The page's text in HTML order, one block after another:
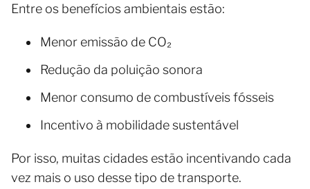
Entre os benefícios ambientais estão:
Menor emissão de CO₂
Redução da poluição sonora
Menor consumo de combustíveis fósseis
Incentivo à mobilidade sustentável
Por isso, muitas cidades estão incentivando cada
vez mais o uso desse tipo de transporte.